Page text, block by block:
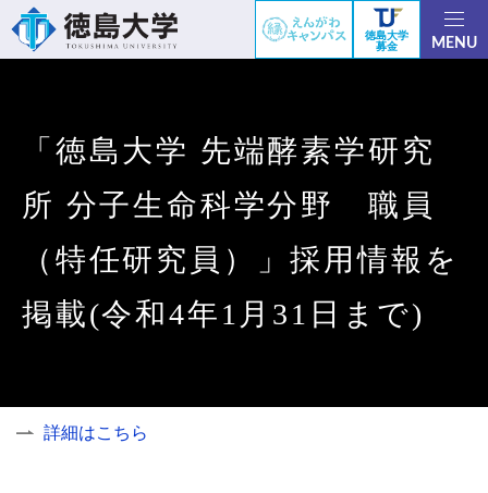
徳島大学
募金
MENU
「徳島大学 先端酵素学研究
所 分子生命科学分野 職員
（特任研究員）」採用情報を
掲載(令和4年1月31日まで)
詳細はこちら